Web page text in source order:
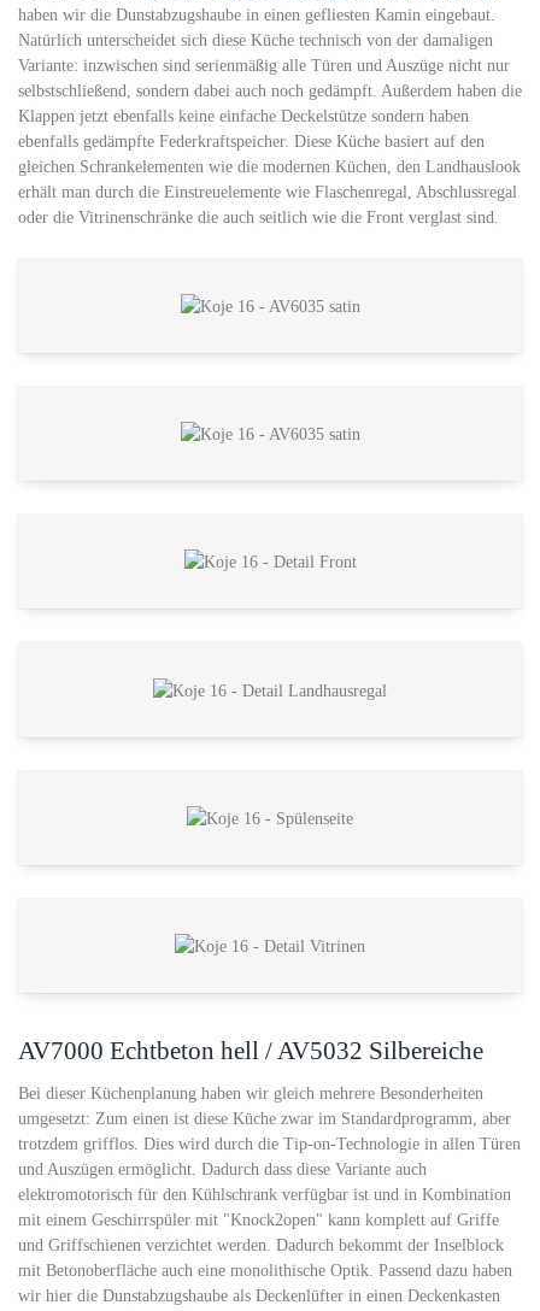
haben wir die Dunstabzugshaube in einen gefliesten Kamin eingebaut.
Natürlich unterscheidet sich diese Küche technisch von der damaligen
Variante: inzwischen sind serienmäßig alle Türen und Auszüge nicht nur
selbstschließend, sondern dabei auch noch gedämpft. Außerdem haben die
Klappen jetzt ebenfalls keine einfache Deckelstütze sondern haben
ebenfalls gedämpfte Federkraftspeicher. Diese Küche basiert auf den
gleichen Schrankelementen wie die modernen Küchen, den Landhauslook
erhält man durch die Einstreuelemente wie Flaschenregal, Abschlussregal
oder die Vitrinenschränke die auch seitlich wie die Front verglast sind.
AV7000 Echtbeton hell / AV5032 Silbereiche
Bei dieser Küchenplanung haben wir gleich mehrere Besonderheiten
umgesetzt: Zum einen ist diese Küche zwar im Standardprogramm, aber
trotzdem grifflos. Dies wird durch die Tip-on-Technologie in allen Türen
und Auszügen ermöglicht. Dadurch dass diese Variante auch
elektromotorisch für den Kühlschrank verfügbar ist und in Kombination
mit einem Geschirrspüler mit "Knock2open" kann komplett auf Griffe
und Griffschienen verzichtet werden. Dadurch bekommt der Inselblock
mit Betonoberfläche auch eine monolithische Optik. Passend dazu haben
wir hier die Dunstabzugshaube als Deckenlüfter in einen Deckenkasten